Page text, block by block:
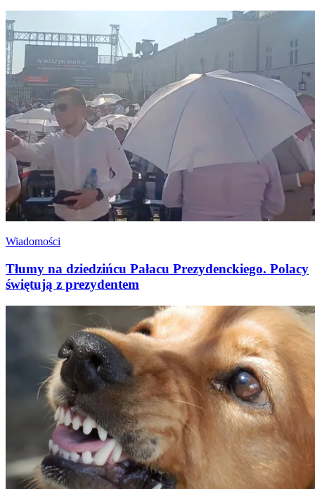
Wiadomości
Tłumy na dziedzińcu Pałacu Prezydenckiego. Polacy
świętują z prezydentem